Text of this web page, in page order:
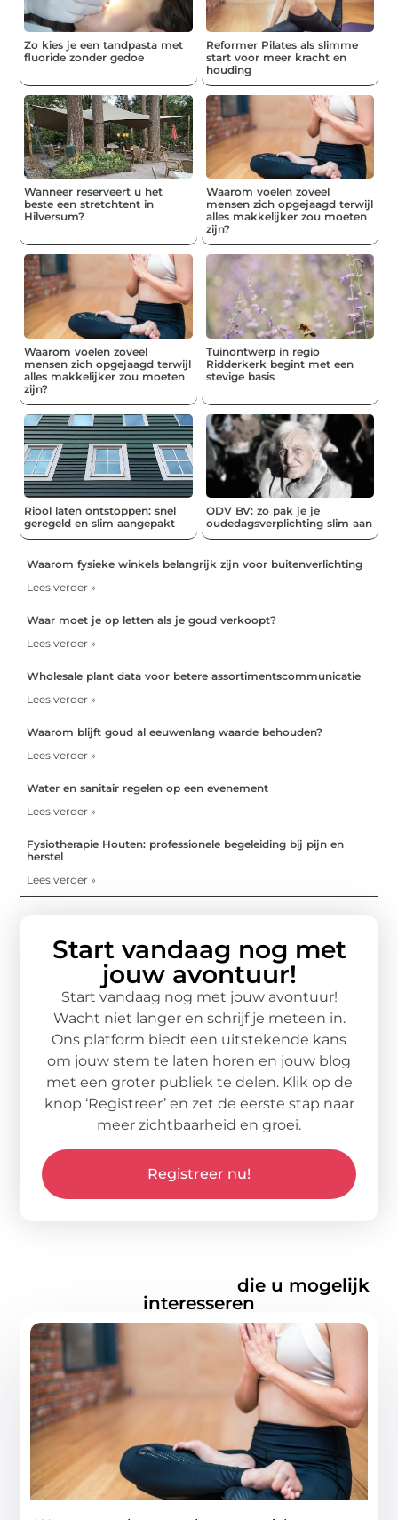
Zo kies je een tandpasta met
fluoride zonder gedoe
Reformer Pilates als slimme
start voor meer kracht en
houding
Wanneer reserveert u het
beste een stretchtent in
Hilversum?
Waarom voelen zoveel
mensen zich opgejaagd terwijl
alles makkelijker zou moeten
zijn?
Waarom voelen zoveel
mensen zich opgejaagd terwijl
alles makkelijker zou moeten
zijn?
Tuinontwerp in regio
Ridderkerk begint met een
stevige basis
Riool laten ontstoppen: snel
geregeld en slim aangepakt
ODV BV: zo pak je je
oudedagsverplichting slim aan
Waarom fysieke winkels belangrijk zijn voor buitenverlichting
Lees verder »
Waar moet je op letten als je goud verkoopt?
Lees verder »
Wholesale plant data voor betere assortimentscommunicatie
Lees verder »
Waarom blijft goud al eeuwenlang waarde behouden?
Lees verder »
Water en sanitair regelen op een evenement
Lees verder »
Fysiotherapie Houten: professionele begeleiding bij pijn en
herstel
Lees verder »
Start vandaag nog met
jouw avontuur!
Start vandaag nog met jouw avontuur!
Wacht niet langer en schrijf je meteen in.
Ons platform biedt een uitstekende kans
om jouw stem te laten horen en jouw blog
met een groter publiek te delen. Klik op de
knop ‘Registreer’ en zet de eerste stap naar
meer zichtbaarheid en groei.
Registreer nu!
die u mogelijk
interesseren